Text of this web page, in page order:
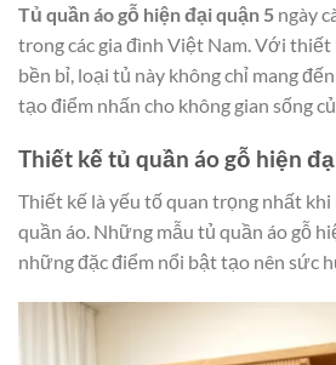
Tủ quần áo gỗ hiện đại quận 5 ngày
trong các gia đình Việt Nam. Với
bền bỉ, loại tủ này không chỉ mang
tạo điểm nhấn cho không gian sống
Thiết kế tủ quần áo gỗ hiện
Thiết kế là yếu tố quan trọng nhất
quần áo. Những mẫu tủ quần áo gỗ
những đặc điểm nổi bật tạo nên sức